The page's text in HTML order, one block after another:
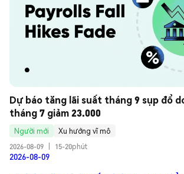
Dự báo tăng lãi suất tháng 9 sụp đổ
tháng 7 giảm 23.000
Người mới
Xu hướng vĩ mô
2026-08-09
15-20phút
2026-08-09